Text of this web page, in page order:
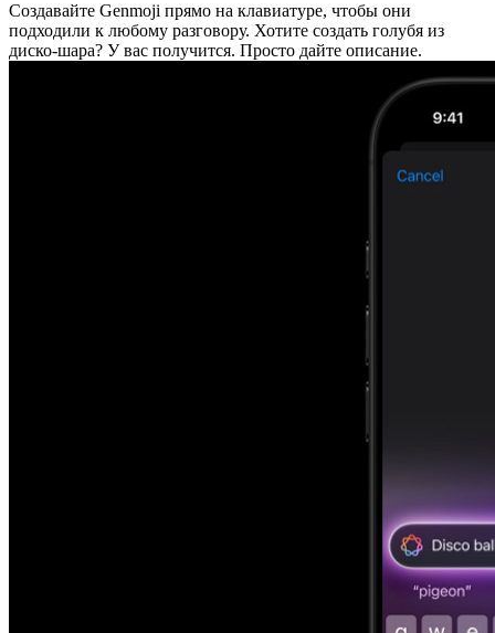
Создавайте Genmoji прямо на клавиатуре, чтобы они
подходили к любому разговору. Хотите создать голубя из
диско-шара? У вас получится. Просто дайте описание.